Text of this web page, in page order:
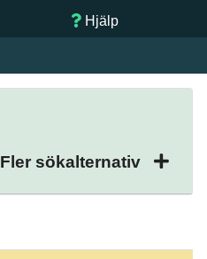
Hjälp
Fler sökalternativ